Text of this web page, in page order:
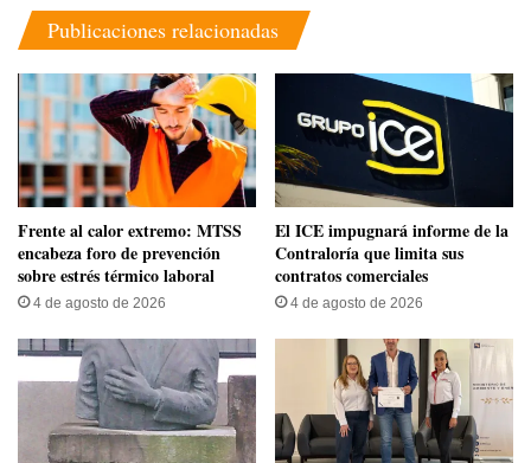
Publicaciones relacionadas
Frente al calor extremo: MTSS
encabeza foro de prevención
sobre estrés térmico laboral
4 de agosto de 2026
El ICE impugnará informe de la
Contraloría que limita sus
contratos comerciales
4 de agosto de 2026